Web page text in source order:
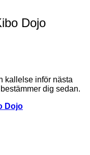
Dojo
kallelse inför nästa
dig sedan.
Dojo